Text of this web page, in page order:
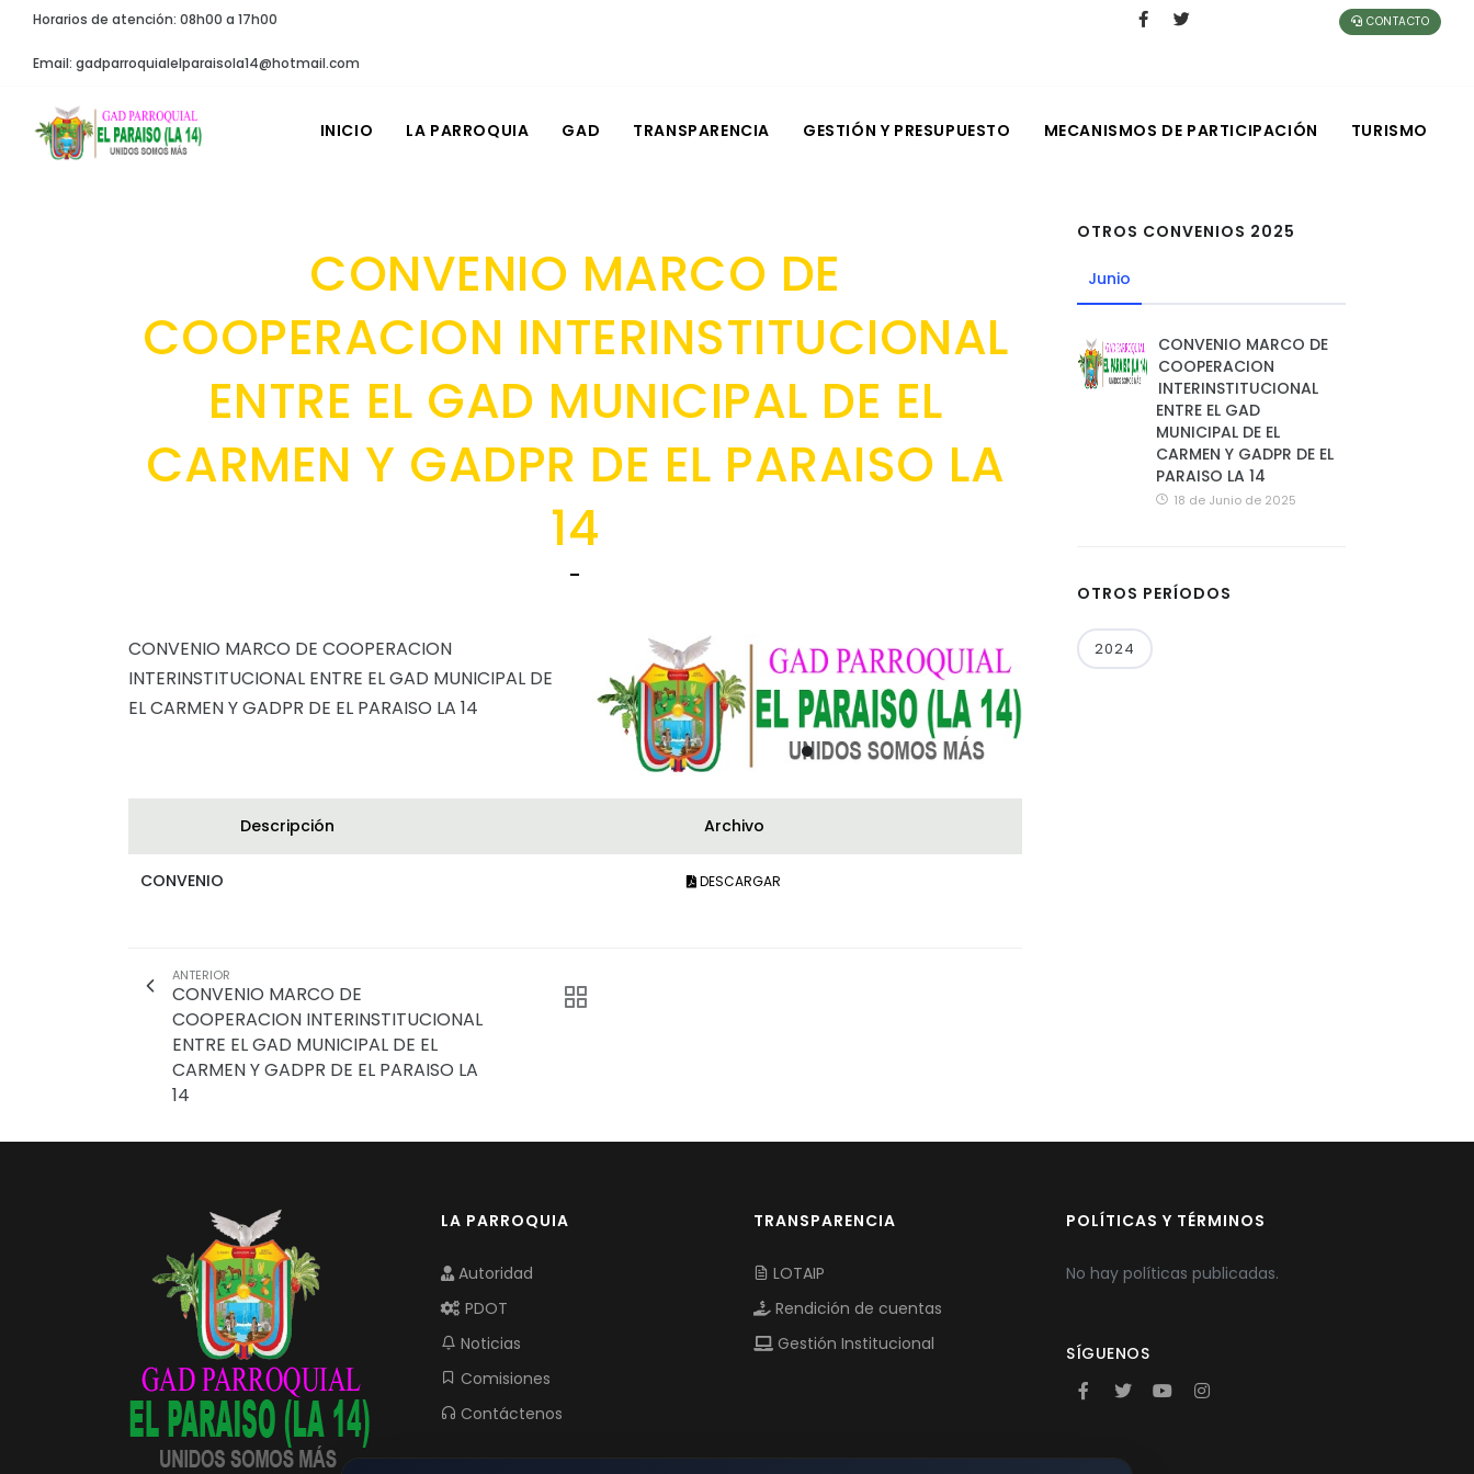
Horarios de atención: 08h00 a 17h00
Email: gadparroquialelparaisola14@hotmail.com
CONTACTO
INICIO LA PARROQUIA GAD TRANSPARENCIA GESTIÓN Y PRESUPUESTO MECANISMOS DE PARTICIPACIÓN TURISMO
CONVENIO MARCO DE
COOPERACION INTERINSTITUCIONAL
ENTRE EL GAD MUNICIPAL DE EL
CARMEN Y GADPR DE EL PARAISO LA
14
-
CONVENIO MARCO DE COOPERACION
INTERINSTITUCIONAL ENTRE EL GAD MUNICIPAL DE
EL CARMEN Y GADPR DE EL PARAISO LA 14
Descripción Archivo
CONVENIO DESCARGAR
ANTERIOR
CONVENIO MARCO DE
COOPERACION INTERINSTITUCIONAL
ENTRE EL GAD MUNICIPAL DE EL
CARMEN Y GADPR DE EL PARAISO LA
14
OTROS CONVENIOS 2025
Junio
CONVENIO MARCO DE
COOPERACION
INTERINSTITUCIONAL
ENTRE EL GAD
MUNICIPAL DE EL
CARMEN Y GADPR DE EL
PARAISO LA 14
18 de Junio de 2025
OTROS PERÍODOS
2024
LA PARROQUIA
Autoridad
PDOT
Noticias
Comisiones
Contáctenos
TRANSPARENCIA
LOTAIP
Rendición de cuentas
Gestión Institucional
POLÍTICAS Y TÉRMINOS
No hay políticas publicadas.
SÍGUENOS